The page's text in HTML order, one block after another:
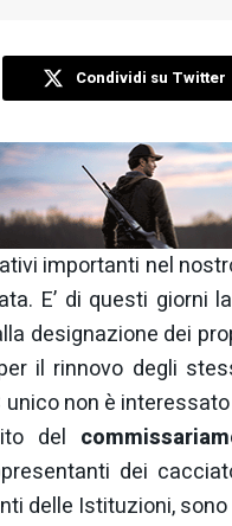
Condividi su Twitter
importanti nel
E’ di questi giorni
designazione dei
il rinnovo degli
non è
del
dei
delle Istituzioni, sono